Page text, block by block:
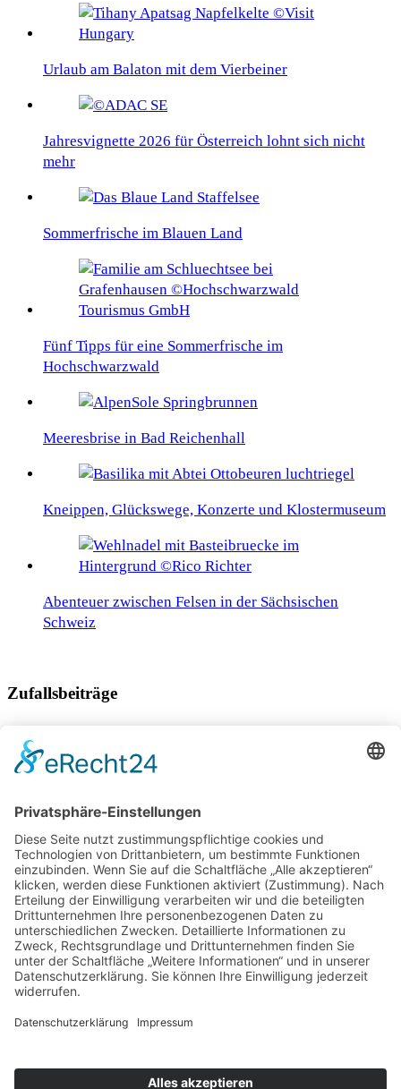
Urlaub am Balaton mit dem Vierbeiner
Jahresvignette 2026 für Österreich lohnt sich nicht
mehr
Sommerfrische im Blauen Land
Fünf Tipps für eine Sommerfrische im
Hochschwarzwald
Meeresbrise in Bad Reichenhall
Kneippen, Glückswege, Konzerte und Klostermuseum
Abenteuer zwischen Felsen in der Sächsischen
Schweiz
Zufallsbeiträge
Südaustralien
Nervenkitzel in Sambia
Bucket List für eine Reise nach Georgien
Sicher durch den Bergsommer